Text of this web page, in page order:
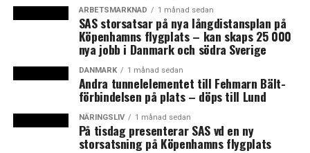
Vecka 15: 6 856
Vecka 16: 8 291
Total fordonstrafik över bron
(förändring jämfört med samma vecka 2019)
Vecka 10: 114 534 (-4%)
Vecka 11: 88 334 (-28%)
Vecka 12: 41 141 (-67%)
Vecka 13: 37 330 (-71%)
ARBETSMARKNAD 1 månad sedan
SAS storsatsar på nya långdistansplan på
Köpenhamns flygplats – kan skaps 25 000
nya jobb i Danmark och södra Sverige
DANMARK 1 månad sedan
Andra tunnelelementet till Fehmarn Bält-
förbindelsen på plats – döps till Lund
NÄRINGSLIV 1 månad sedan
På tisdag presenterar SAS vd en ny
storsatsning på Köpenhamns flygplats